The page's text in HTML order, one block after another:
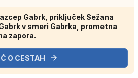
Gabrk, priključek Sežana
v smeri Gabrka, prometna
zapora.
O CESTAH